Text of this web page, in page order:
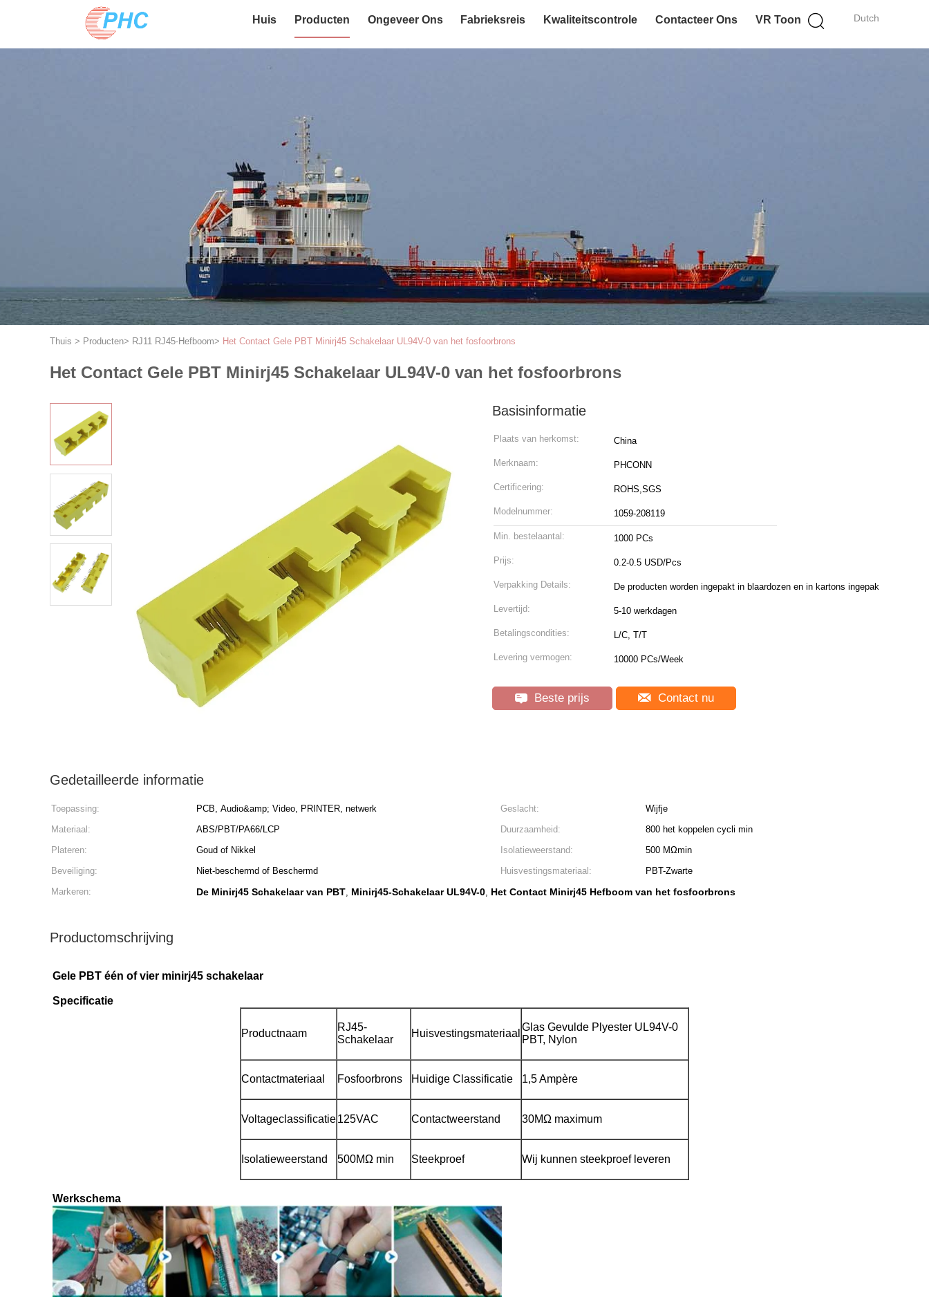
Dutch
Huis Producten Ongeveer Ons Fabrieksreis Kwaliteitscontrole Contacteer Ons VR Toon
Thuis > Producten> RJ11 RJ45-Hefboom> Het Contact Gele PBT Minirj45 Schakelaar UL94V-0 van het fosfoorbrons
Het Contact Gele PBT Minirj45 Schakelaar UL94V-0 van het fosfoorbrons
Basisinformatie
Plaats van herkomst: China
Merknaam: PHCONN
Certificering: ROHS,SGS
Modelnummer: 1059-208119
Min. bestelaantal: 1000 PCs
Prijs: 0.2-0.5 USD/Pcs
Verpakking Details: De producten worden ingepakt in blaardozen en in kartons ingepakt
Levertijd: 5-10 werkdagen
Betalingscondities: L/C, T/T
Levering vermogen: 10000 PCs/Week
Beste prijs Contact nu
Gedetailleerde informatie
Toepassing: PCB, Audio&amp; Video, PRINTER, netwerk Geslacht:
Wijfje
Materiaal:
ABS/PBT/PA66/LCP Duurzaamheid:
800 het koppelen cycli min
Plateren:
Goud of Nikkel Isolatieweerstand:
500 MΩmin
Beveiliging:
Niet-beschermd of Beschermd Huisvestingsmateriaal:
PBT-Zwarte
Markeren:
De Minirj45 Schakelaar van PBT, Minirj45-Schakelaar UL94V-0, Het Contact Minirj45 Hefboom van het fosfoorbrons
Productomschrijving
Gele PBT één of vier minirj45 schakelaar
Specificatie
Productnaam
RJ45-
Schakelaar
Huisvestingsmateriaal
Glas Gevulde Plyester UL94V-0
PBT, Nylon
Contactmateriaal Fosfoorbrons Huidige Classificatie 1,5 Ampère
Voltageclassificatie125VAC Contactweerstand 30MΩ maximum
Isolatieweerstand 500MΩ min Steekproef Wij kunnen steekproef leveren
Werkschema